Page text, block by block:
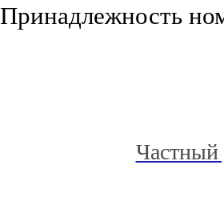
Принадлежность
Частный